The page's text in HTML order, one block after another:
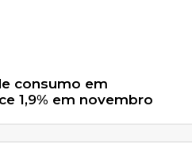
consumo em
1,9% em novembro